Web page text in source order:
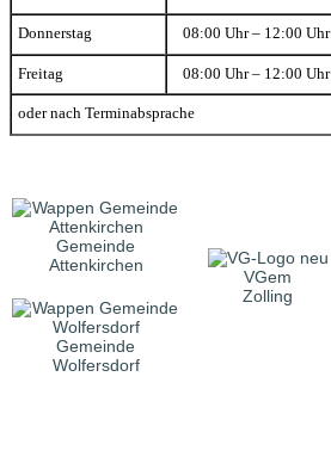
Donnerstag 08:00 Uhr – 12:00 Uhr
Freitag 08:00 Uhr – 12:00 Uhr
oder nach Terminabsprache
Gemeinde
Attenkirchen
VGem
Zolling
Gemeinde
Wolfersdorf